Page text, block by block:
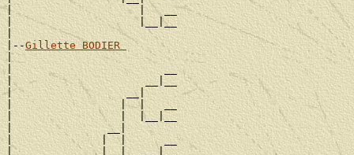
|                    |   __
|                    |__|__
|
|--Gillette BODIER
|
|                        __
|                     __|__
|                  __|
|                 |  |   __
|                 |  |__|__
|               __|
|              |  |      __
|              |  |   __|__